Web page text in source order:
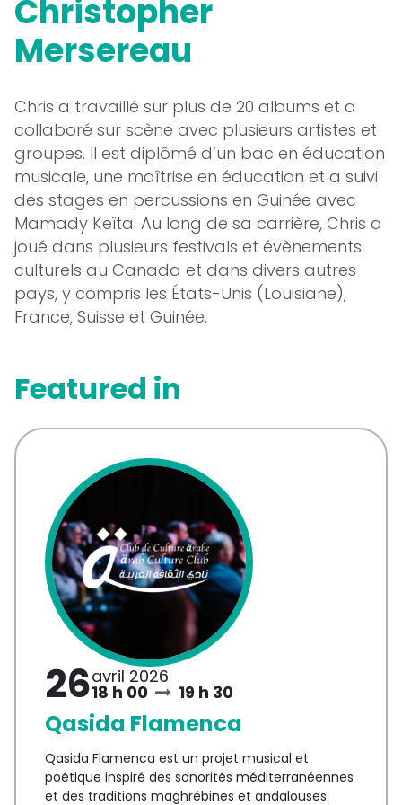
Christopher
Mersereau
Chris a travaillé sur plus de 20 albums et a
collaboré sur scène avec plusieurs artistes et
groupes. Il est diplômé d’un bac en éducation
musicale, une maîtrise en éducation et a suivi
des stages en percussions en Guinée avec
Mamady Keïta. Au long de sa carrière, Chris a
joué dans plusieurs festivals et évènements
culturels au Canada et dans divers autres
pays, y compris les États-Unis (Louisiane),
France, Suisse et Guinée.
Featured in
26avril 2026
18 h 00 19 h 30
Qasida Flamenca
Qasida Flamenca est un projet musical et
poétique inspiré des sonorités méditerranéennes
et des traditions maghrébines et andalouses.